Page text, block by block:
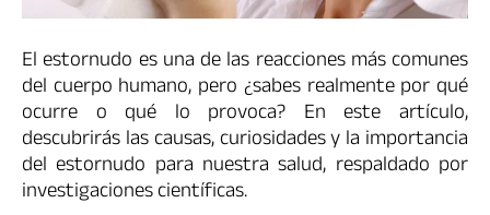
El estornudo es una de las reacciones más comunes
del cuerpo humano, pero ¿sabes realmente por qué
ocurre o qué lo provoca? En este artículo,
descubrirás las causas, curiosidades y la importancia
del estornudo para nuestra salud, respaldado por
investigaciones científicas.